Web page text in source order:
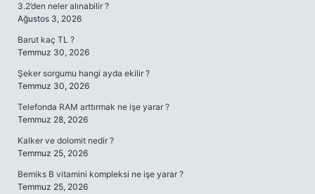
3.2’den neler alınabilir ?
Ağustos 3, 2026
Barut kaç TL ?
Temmuz 30, 2026
Şeker sorgumu hangi ayda ekilir ?
Temmuz 30, 2026
Telefonda RAM arttırmak ne işe yarar ?
Temmuz 28, 2026
Kalker ve dolomit nedir ?
Temmuz 25, 2026
Bemiks B vitamini kompleksi ne işe yarar ?
Temmuz 25, 2026